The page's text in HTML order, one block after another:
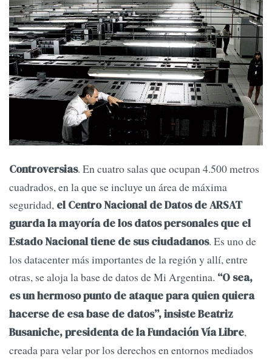
Controversias. En cuatro salas que ocupan 4.500 metros
cuadrados, en la que se incluye un área de máxima
seguridad, el Centro Nacional de Datos de ARSAT
guarda la mayoría de los datos personales que el
Estado Nacional tiene de sus ciudadanos. Es uno de
los datacenter más importantes de la región y allí, entre
otras, se aloja la base de datos de Mi Argentina. “O sea,
es un hermoso punto de ataque para quien quiera
hacerse de esa base de datos”, insiste Beatriz
Busaniche, presidenta de la Fundación Vía Libre,
creada para velar por los derechos en entornos mediados